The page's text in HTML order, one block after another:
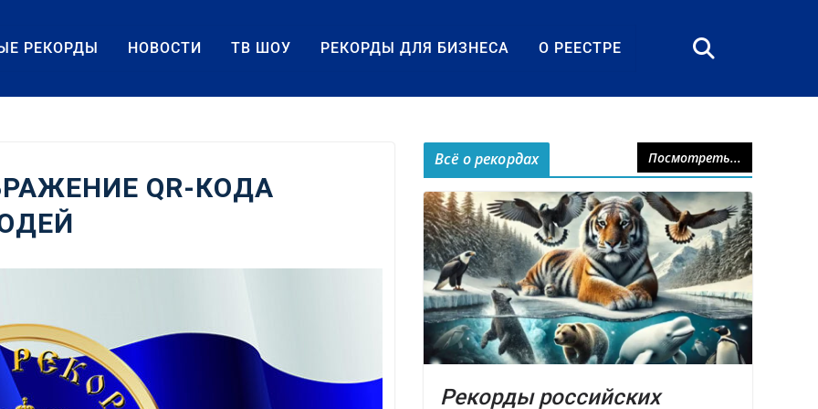
РЕКОРДЫ НОВОСТИ ТВ ШОУ РЕКОРДЫ ДЛЯ БИЗНЕСА О РЕЕСТРЕ
QR-КОДА
Всё о рекордах Посмотреть...
Рекорды российских